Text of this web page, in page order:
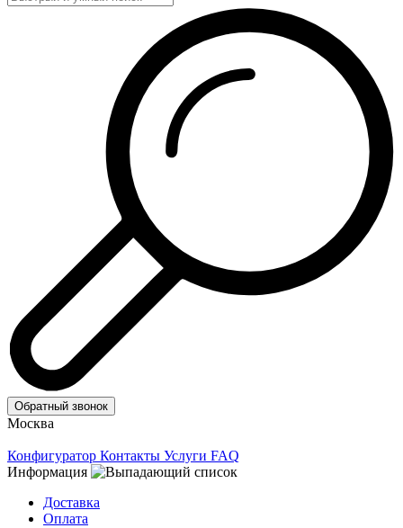
Обратный звонок
Москва
Конфигуратор Контакты Услуги FAQ
Информация
Доставка
Оплата